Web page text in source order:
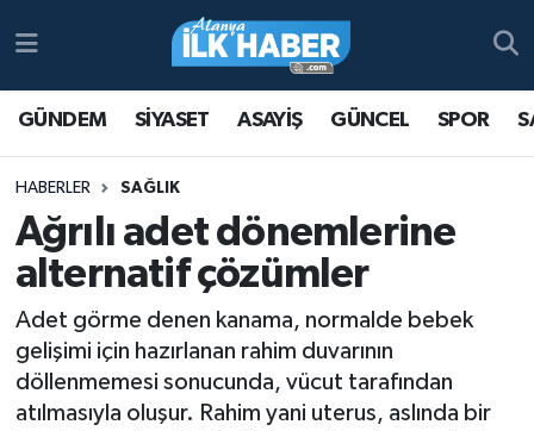
GÜNDEM SİYASET ASAYİŞ GÜNCEL SPOR
HABERLER SAĞLIK
Ağrılı adet dönemlerine
alternatif çözümler
Adet görme denen kanama, normalde bebek
gelişimi için hazırlanan rahim duvarının
döllenmemesi sonucunda, vücut tarafından
atılmasıyla oluşur. Rahim yani uterus, aslında bir
Antalya Nöbetçi Eczaneler
Antalya Namaz Vakitleri
Antalya Trafik Yoğunluk Haritası
Süper Lig Puan Durumu ve Fikstür
Tüm Manşetler